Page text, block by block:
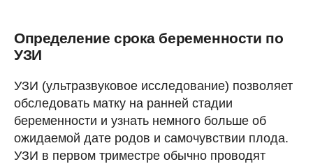
Определение срока беременности по
УЗИ
УЗИ (ультразвуковое исследование) позволяет
обследовать матку на ранней стадии
беременности и узнать немного больше об
ожидаемой дате родов и самочувствии плода.
УЗИ в первом триместре обычно проводят